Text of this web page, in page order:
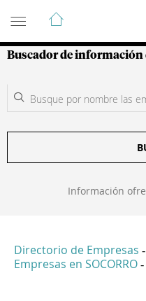
Guía de
Buscador de información
Información
Directorio de Empresas -
Empresas en SOCORRO -